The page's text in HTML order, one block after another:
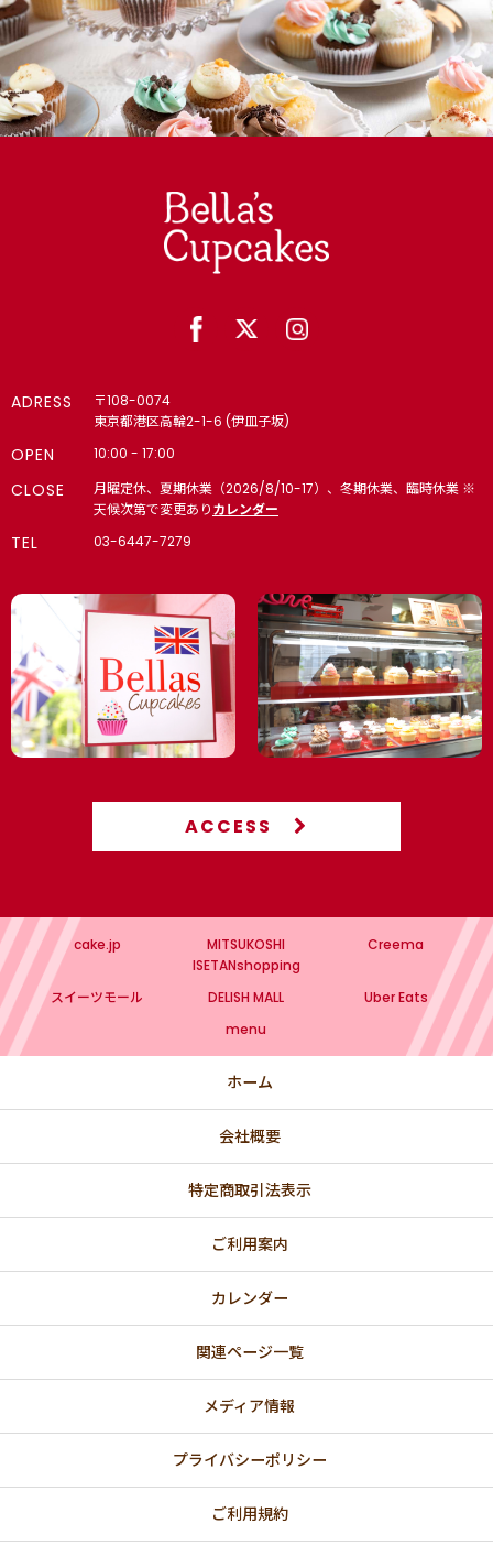
ADRESS
〒108-0074
東京都港区高輪2-1-6 (伊皿子坂)
OPEN 10:00 - 17:00
CLOSE
月曜定休、夏期休業（2026/8/10-17）、冬期休業、臨時休業 ※
天候次第で変更ありカレンダー
TEL 03-6447-7279
ACCESS
cake.jp
MITSUKOSHI
ISETANshopping
Creema
スイーツモール DELISH MALL
Uber Eats
menu
ホーム
会社概要
特定商取引法表示
ご利用案内
カレンダー
関連ページ一覧
メディア情報
プライバシーポリシー
ご利用規約